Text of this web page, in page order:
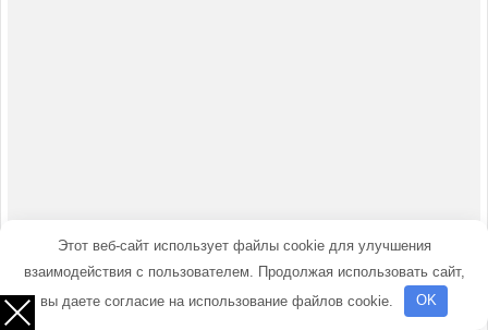
Этот веб-сайт использует файлы cookie для улучшения
взаимодействия с пользователем. Продолжая использовать сайт,
вы даете согласие на использование файлов cookie.
OK